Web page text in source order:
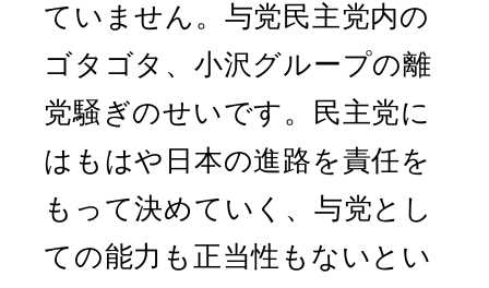
ていません。与党民主党内の
ゴタゴタ、小沢グループの離
党騒ぎのせいです。民主党に
はもはや日本の進路を責任を
もって決めていく、与党とし
ての能力も正当性もないとい